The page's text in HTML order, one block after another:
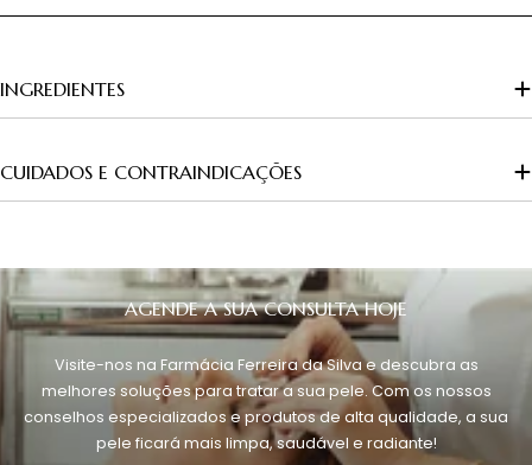
INGREDIENTES
CUIDADOS E CONTRAINDICAÇÕES
AGENDE A SUA CONSULTA HOJE
Visite-nos na Farmácia Ferreira da Silva e descubra as
melhores soluções para tratar a sua pele. Com os nossos
conselhos especializados e produtos de alta qualidade, a sua
pele ficará mais limpa, saudável e radiante!